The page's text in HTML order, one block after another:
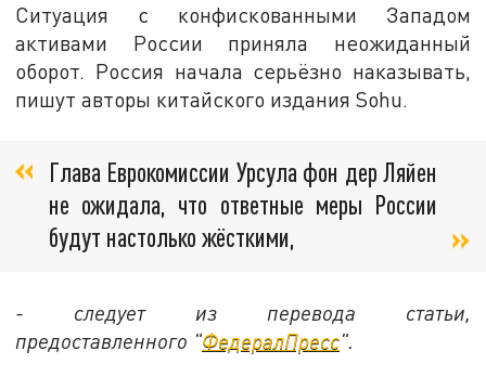
Ситуация с конфискованными Западом
активами России приняла неожиданный
оборот. Россия начала серьёзно наказывать,
пишут авторы китайского издания Sohu.
Глава Еврокомиссии Урсула фон дер Ляйен
не ожидала, что ответные меры России
будут настолько жёсткими,
- следует из перевода статьи,
предоставленного "ФедералПресс".